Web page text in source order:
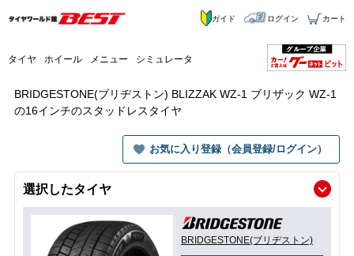
タイヤ ホイール メニュー シミュレータ
ガイド ログイン カート
BRIDGESTONE(ブリヂストン) BLIZZAK WZ-1 ブリザック WZ-1
の16インチのスタッドレスタイヤ
お気に入り登録（会員登録/ログイン）
選択したタイヤ
BRIDGESTONE(ブリヂストン)